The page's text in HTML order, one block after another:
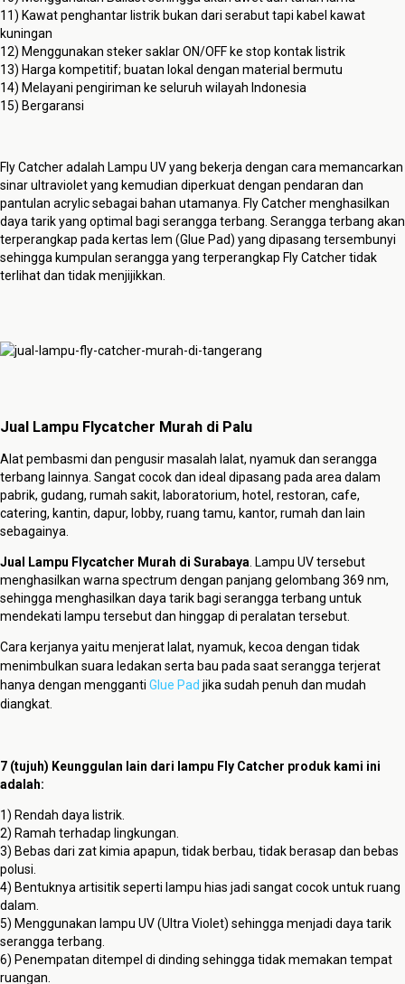
11) Kawat penghantar listrik bukan dari serabut tapi kabel kawat
kuningan
12) Menggunakan steker saklar ON/OFF ke stop kontak listrik
13) Harga kompetitif; buatan lokal dengan material bermutu
14) Melayani pengiriman ke seluruh wilayah Indonesia
15) Bergaransi
Fly Catcher adalah Lampu UV yang bekerja dengan cara memancarkan
sinar ultraviolet yang kemudian diperkuat dengan pendaran dan
pantulan acrylic sebagai bahan utamanya. Fly Catcher menghasilkan
daya tarik yang optimal bagi serangga terbang. Serangga terbang akan
terperangkap pada kertas lem (Glue Pad) yang dipasang tersembunyi
sehingga kumpulan serangga yang terperangkap Fly Catcher tidak
terlihat dan tidak menjijikkan.
Jual Lampu Flycatcher Murah di Palu
Alat pembasmi dan pengusir masalah lalat, nyamuk dan serangga
terbang lainnya. Sangat cocok dan ideal dipasang pada area dalam
pabrik, gudang, rumah sakit, laboratorium, hotel, restoran, cafe,
catering, kantin, dapur, lobby, ruang tamu, kantor, rumah dan lain
sebagainya.
Jual Lampu Flycatcher Murah di Surabaya . Lampu UV tersebut
menghasilkan warna spectrum dengan panjang gelombang 369 nm,
sehingga menghasilkan daya tarik bagi serangga terbang untuk
mendekati lampu tersebut dan hinggap di peralatan tersebut.
Cara kerjanya yaitu menjerat lalat, nyamuk, kecoa dengan tidak
menimbulkan suara ledakan serta bau pada saat serangga terjerat
hanya dengan mengganti Glue Pad jika sudah penuh dan mudah
diangkat.
7 (tujuh) Keunggulan lain dari lampu Fly Catcher produk kami ini
adalah:
1) Rendah daya listrik.
2) Ramah terhadap lingkungan.
3) Bebas dari zat kimia apapun, tidak berbau, tidak berasap dan bebas
polusi.
4) Bentuknya artisitik seperti lampu hias jadi sangat cocok untuk ruang
dalam.
5) Menggunakan lampu UV (Ultra Violet) sehingga menjadi daya tarik
serangga terbang.
6) Penempatan ditempel di dinding sehingga tidak memakan tempat
ruangan.